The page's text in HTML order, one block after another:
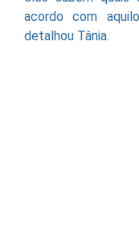
acordo com
detalhou Tânia.